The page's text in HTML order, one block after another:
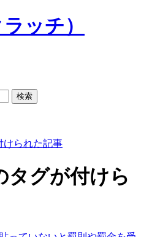
けられた記事
タグが付けら